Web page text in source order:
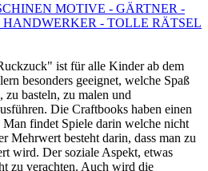
MOTIVE - GÄRTNER -
- TOLLE RÄTSEL
ist für alle Kinder ab dem
besonders geeignet, welche Spaß
zu basteln, zu malen und
Die Craftbooks haben einen
findet Spiele darin welche nicht
Mehrwert besteht darin, dass man zu
wird. Der soziale Aspekt, etwas
zu verachten. Auch wird die